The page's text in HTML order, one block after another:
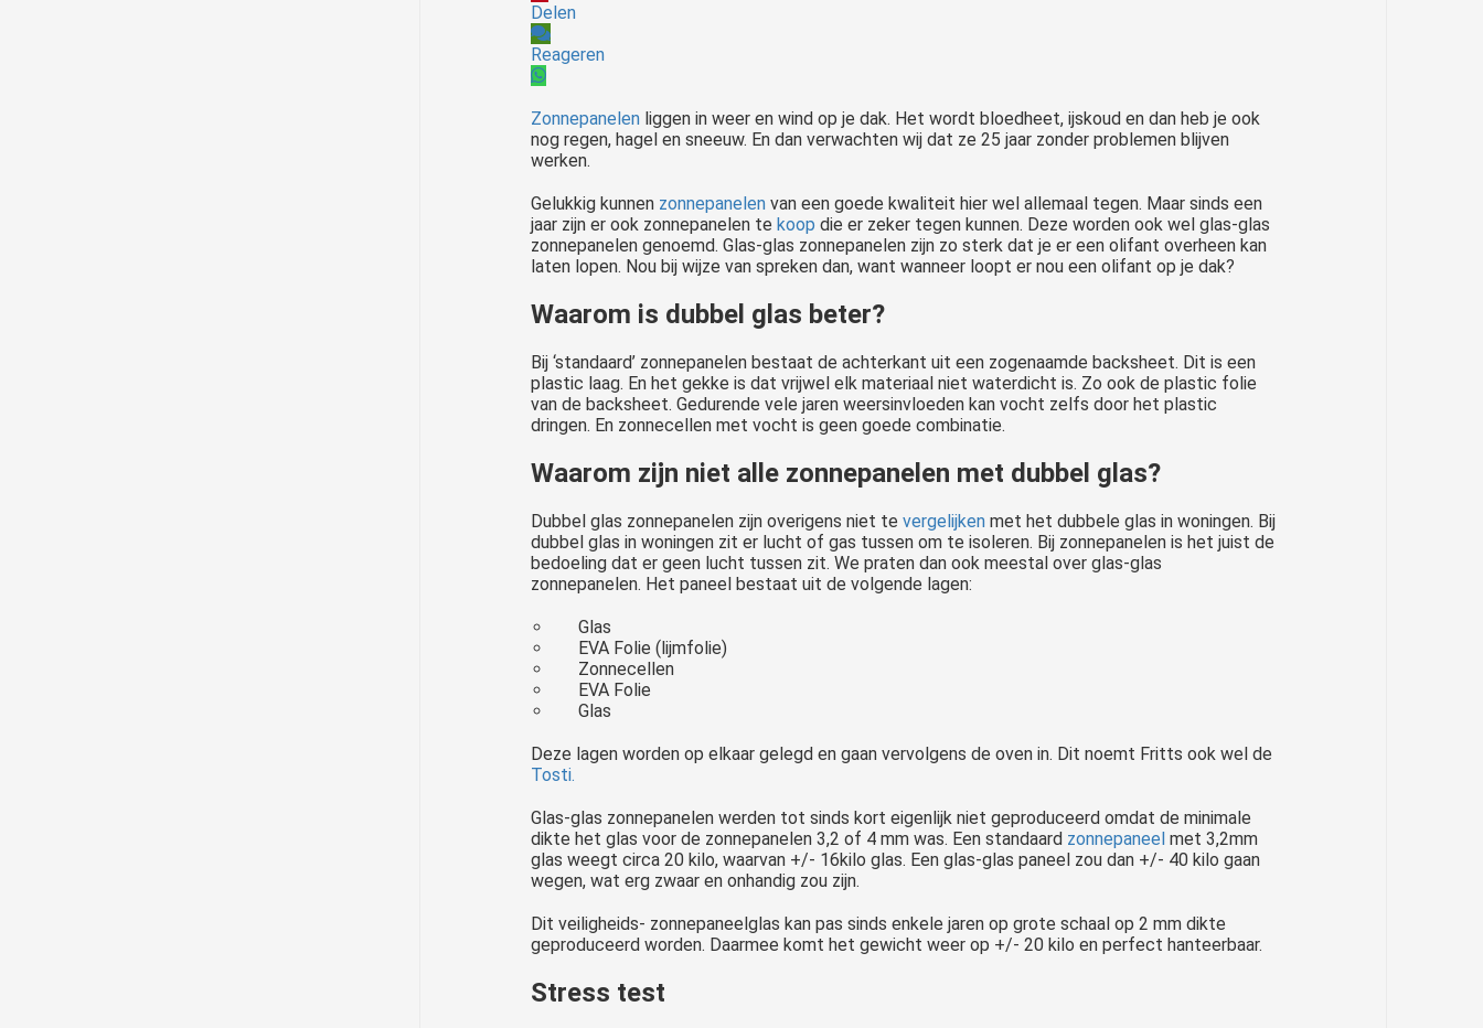
Delen
Reageren
Zonnepanelenliggen in weer en wind op je dak. Het wordt bloedheet, ijskoud en dan heb je ook
nog regen, hagel en sneeuw. En dan verwachten wij dat ze 25 jaar zonder problemen blijven
werken.
Gelukkig kunnen zonnepanelenvan een goede kwaliteit hier wel allemaal tegen. Maar sinds een
jaar zijn er ook zonnepanelen te koop die er zeker tegen kunnen. Deze worden ook wel glas-glas
zonnepanelen genoemd. Glas-glas zonnepanelen zijn zo sterk dat je er een olifant overheen kan
laten lopen. Nou bij wijze van spreken dan, want wanneer loopt er nou een olifant op je dak?
Waarom is dubbel glas beter?
Bij ‘standaard’ zonnepanelen bestaat de achterkant uit een zogenaamde backsheet. Dit is een
plastic laag. En het gekke is dat vrijwel elk materiaal niet waterdicht is. Zo ook de plastic folie
van de backsheet. Gedurende vele jaren weersinvloeden kan vocht zelfs door het plastic
dringen. En zonnecellen met vocht is geen goede combinatie.
Waarom zijn niet alle zonnepanelen met dubbel glas?
Dubbel glas zonnepanelen zijn overigens niet te vergelijkenmet het dubbele glas in woningen. Bij
dubbel glas in woningen zit er lucht of gas tussen om te isoleren. Bij zonnepanelen is het juist de
bedoeling dat er geen lucht tussen zit. We praten dan ook meestal over glas-glas
zonnepanelen. Het paneel bestaat uit de volgende lagen:
Glas
EVA Folie (lijmfolie)
Zonnecellen
EVA Folie
Glas
Deze lagen worden op elkaar gelegd en gaan vervolgens de oven in. Dit noemt Fritts ook wel de
Tosti.
Glas-glas zonnepanelen werden tot sinds kort eigenlijk niet geproduceerd omdat de minimale
dikte het glas voor de zonnepanelen 3,2 of 4 mm was. Een standaard zonnepaneelmet 3,2mm
glas weegt circa 20 kilo, waarvan +/- 16kilo glas. Een glas-glas paneel zou dan +/- 40 kilo gaan
wegen, wat erg zwaar en onhandig zou zijn.
Dit veiligheids- zonnepaneelglas kan pas sinds enkele jaren op grote schaal op 2 mm dikte
geproduceerd worden. Daarmee komt het gewicht weer op +/- 20 kilo en perfect hanteerbaar.
Stress test